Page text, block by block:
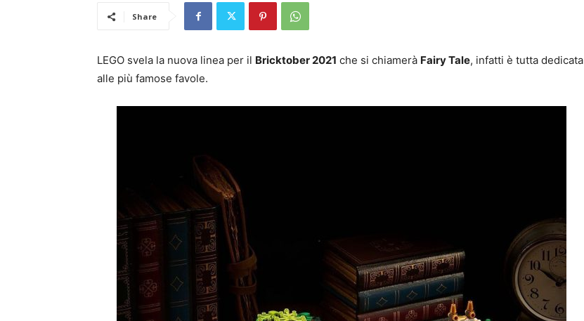
Share
LEGO svela la nuova linea per il Bricktober 2021 che si chiamerà Fairy Tale, infatti è tutta dedicata
alle più famose favole.